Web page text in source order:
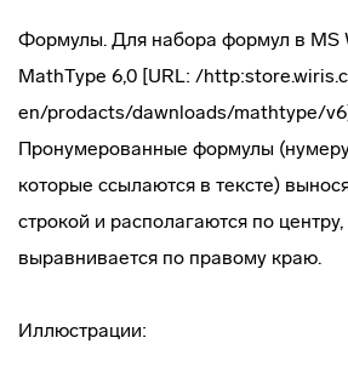
Формулы. Для набора формул в MS
MathType 6,0 [URL: /
en/prodacts/dawnloads/mathtype/
Пронумерованные формулы
которые ссылаются в тексте)
строкой и располагаются по
выравнивается по правому краю.
Иллюстрации: